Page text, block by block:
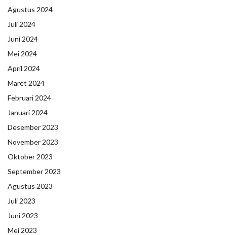
Agustus 2024
Juli 2024
Juni 2024
Mei 2024
April 2024
Maret 2024
Februari 2024
Januari 2024
Desember 2023
November 2023
Oktober 2023
September 2023
Agustus 2023
Juli 2023
Juni 2023
Mei 2023